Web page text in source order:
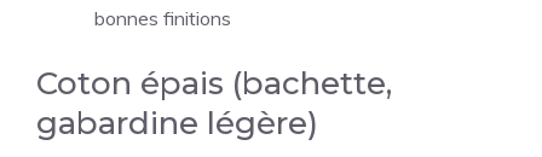
bonnes finitions
Coton épais (bachette,
gabardine légère)